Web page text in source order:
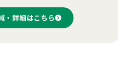
・詳細はこちら